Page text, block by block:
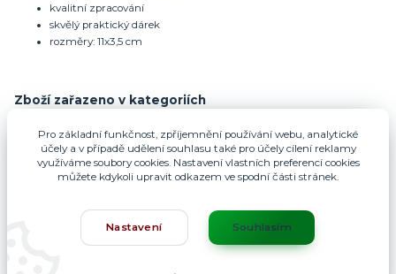
kvalitní zpracování
skvělý praktický dárek
rozměry: 11x3,5 cm
Zboží zařazeno v kategoriích
Klíčenky
Klíčenky Alfa Romeo
Pro základní funkčnost, zpříjemnění používání webu, analytické
účely a v případě udělení souhlasu také pro účely cílení reklamy
využíváme soubory cookies. Nastavení vlastních preferencí cookies
můžete kdykoli upravit odkazem ve spodní části stránek.
Nastavení Souhlasím